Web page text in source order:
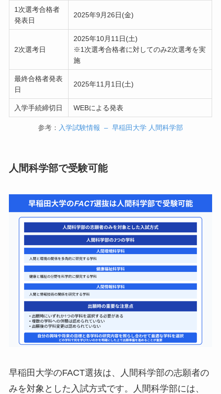
1次選考合格者
発表日
2025年9月26日(金)
2次選考日
2025年10月11日(土)
※1次選考合格者に対してのみ2次選考を実
施
最終合格者発表
日
2025年11月1日(土)
入学手続締切日 WEBによる発表
参考： 入学試験情報 – 早稲田大学 人間科学部
人間科学部で受験可能
早稲田大学のFACT選抜は、人間科学部の志願者の
みを対象とした入試方式です。人間科学部には、